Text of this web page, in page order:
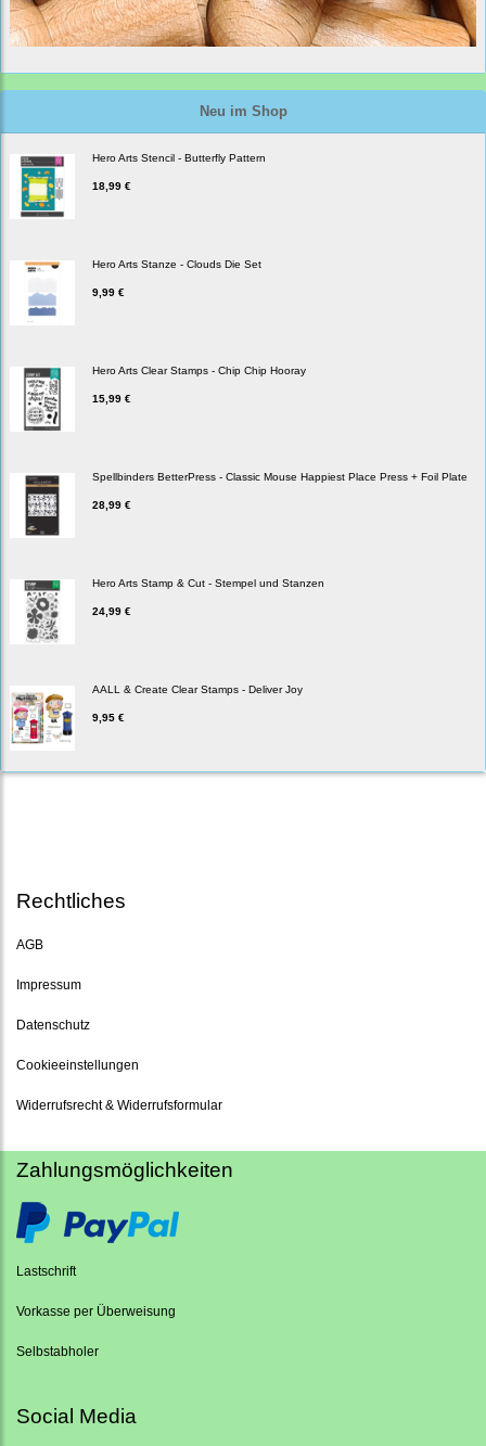
Neu im Shop
Hero Arts Stencil - Butterfly Pattern
18,99 €
Hero Arts Stanze - Clouds Die Set
9,99 €
Hero Arts Clear Stamps - Chip Chip Hooray
15,99 €
Spellbinders BetterPress - Classic Mouse Happiest Place Press + Foil Plate
28,99 €
Hero Arts Stamp & Cut - Stempel und Stanzen
24,99 €
AALL & Create Clear Stamps - Deliver Joy
9,95 €
Rechtliches
AGB
Impressum
Datenschutz
Cookieeinstellungen
Widerrufsrecht & Widerrufsformular
Zahlungsmöglichkeiten
Lastschrift
Vorkasse per Überweisung
Selbstabholer
Social Media